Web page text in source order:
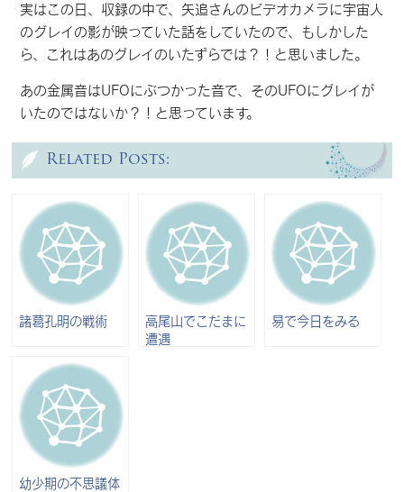
実はこの日、収録の中で、矢追さんのビデオカメラに宇宙人
のグレイの影が映っていた話をしていたので、もしかした
ら、これはあのグレイのいたずらでは？！と思いました。
あの金属音はUFOにぶつかった音で、そのUFOにグレイが
いたのではないか？！と思っています。
Related Posts:
諸葛孔明の戦術
高尾山でこだまに
遭遇
易で今日をみる
幼少期の不思議体